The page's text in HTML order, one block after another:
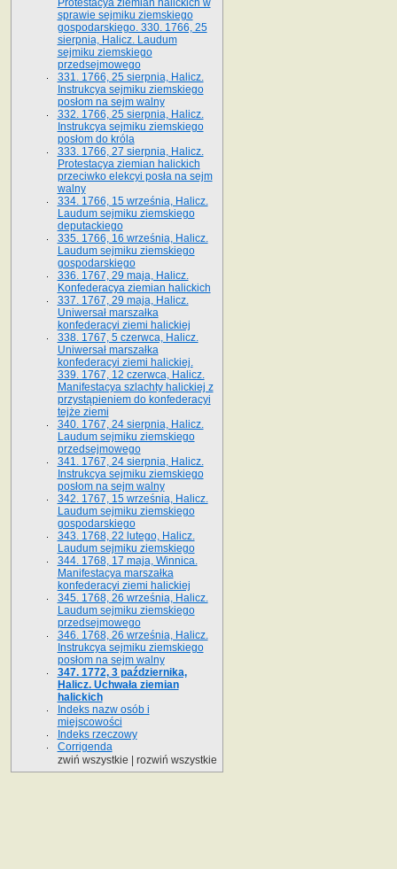
Protestacya ziemian halickich w
sprawie sejmiku ziemskiego
gospodarskiego. 330. 1766, 25
sierpnia, Halicz. Laudum
sejmiku ziemskiego
przedsejmowego
331. 1766, 25 sierpnia, Halicz.
Instrukcya sejmiku ziemskiego
posłom na sejm walny
332. 1766, 25 sierpnia, Halicz.
Instrukcya sejmiku ziemskiego
posłom do króla
333. 1766, 27 sierpnia, Halicz.
Protestacya ziemian halickich
przeciwko elekcyi posła na sejm
walny
334. 1766, 15 września, Halicz.
Laudum sejmiku ziemskiego
deputackiego
335. 1766, 16 września, Halicz.
Laudum sejmiku ziemskiego
gospodarskiego
336. 1767, 29 maja, Halicz.
Konfederacya ziemian halickich
337. 1767, 29 maja, Halicz.
Uniwersał marszałka
konfederacyi ziemi halickiej
338. 1767, 5 czerwca, Halicz.
Uniwersał marszałka
konfederacyi ziemi halickiej.
339. 1767, 12 czerwca, Halicz.
Manifestacya szlachty halickiej z
przystąpieniem do konfederacyi
tejże ziemi
340. 1767, 24 sierpnia, Halicz.
Laudum sejmiku ziemskiego
przedsejmowego
341. 1767, 24 sierpnia, Halicz.
Instrukcya sejmiku ziemskiego
posłom na sejm walny
342. 1767, 15 września, Halicz.
Laudum sejmiku ziemskiego
gospodarskiego
343. 1768, 22 lutego, Halicz.
Laudum sejmiku ziemskiego
344. 1768, 17 maja, Winnica.
Manifestacya marszałka
konfederacyi ziemi halickiej
345. 1768, 26 września, Halicz.
Laudum sejmiku ziemskiego
przedsejmowego
346. 1768, 26 września, Halicz.
Instrukcya sejmiku ziemskiego
posłom na sejm walny
347. 1772, 3 października,
Halicz. Uchwała ziemian
halickich
Indeks nazw osób i
miejscowości
Indeks rzeczowy
Corrigenda
zwiń wszystkie
rozwiń wszystkie